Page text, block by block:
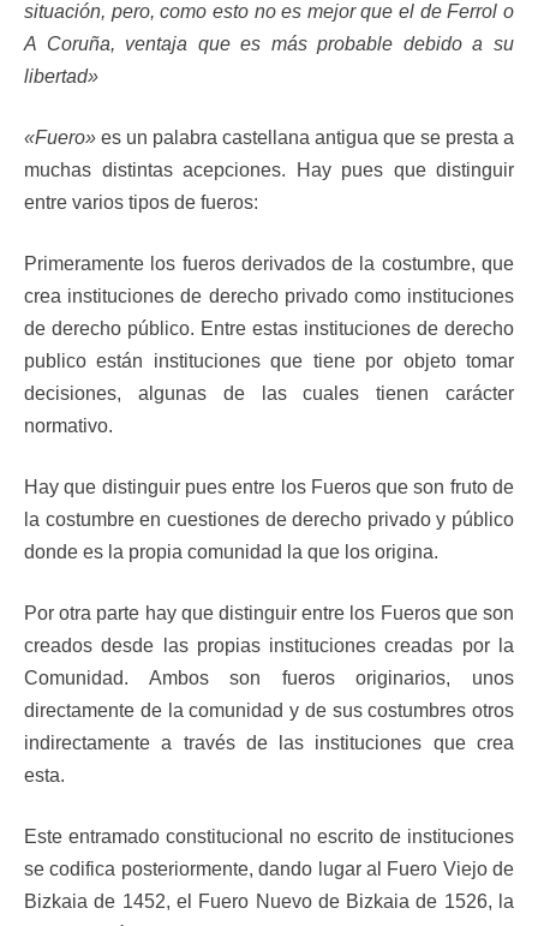
situación, pero, como esto no es mejor que el de Ferrol o
A Coruña, ventaja que es más probable debido a su
libertad»
«Fuero» es un palabra castellana antigua que se presta a
muchas distintas acepciones. Hay pues que distinguir
entre varios tipos de fueros:
Primeramente los fueros derivados de la costumbre, que
crea instituciones de derecho privado como instituciones
de derecho público. Entre estas instituciones de derecho
publico están instituciones que tiene por objeto tomar
decisiones, algunas de las cuales tienen carácter
normativo.
Hay que distinguir pues entre los Fueros que son fruto de
la costumbre en cuestiones de derecho privado y público
donde es la propia comunidad la que los origina.
Por otra parte hay que distinguir entre los Fueros que son
creados desde las propias instituciones creadas por la
Comunidad. Ambos son fueros originarios, unos
directamente de la comunidad y de sus costumbres otros
indirectamente a través de las instituciones que crea
esta.
Este entramado constitucional no escrito de instituciones
se codifica posteriormente, dando lugar al Fuero Viejo de
Bizkaia de 1452, el Fuero Nuevo de Bizkaia de 1526, la